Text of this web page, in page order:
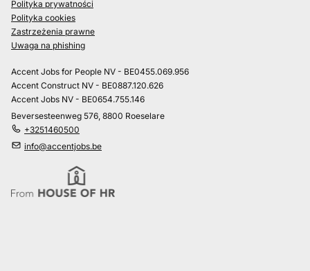
Polityka prywatności
Polityka cookies
Zastrzeżenia prawne
Uwaga na phishing
Accent Jobs for People NV - BE0455.069.956
Accent Construct NV - BE0887.120.626
Accent Jobs NV - BE0654.755.146
Beversesteenweg 576, 8800 Roeselare
+3251460500
info@accentjobs.be